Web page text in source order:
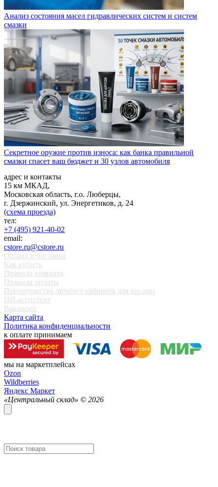
Анализ состояния масел гидравлических систем и систем
смазки
Секретное оружие против износа: как банка правильной
смазки спасет ваш бюджет и 30 узлов автомобиля
адрес и контакты
15 км МКАД,
Московская область, г.о. Люберцы,
г. Дзержинский, ул. Энергетиков, д. 24
(схема проезда)
тел:
+7 (495) 921-40-02
email:
cstore.ru@cstore.ru
Оплата и доставка
Как купить
Правила возврата
Правила оплаты
Преимущества личного кабинета для юр.лиц
ИИ-ассистент
Вакансии
Карта сайта
Политика конфиденциальности
к оплате принимаем
мы на маркетплейсах
Ozon
Wildberries
Яндекс Маркет
«Центральный склад» © 2026